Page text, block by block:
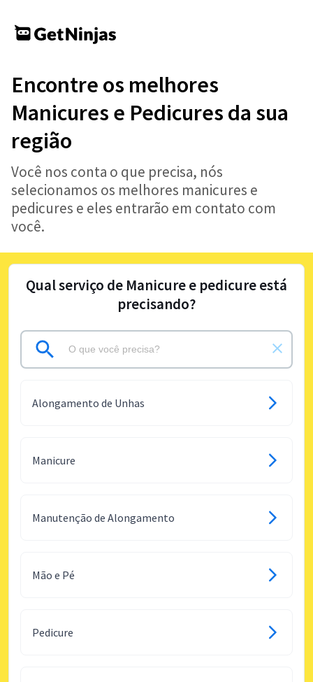
Encontre os melhores
Manicures e Pedicures da sua
região
Você nos conta o que precisa, nós
selecionamos os melhores manicures e
pedicures e eles entrarão em contato com
você.
Qual serviço de Manicure e pedicure está
precisando?
Alongamento de Unhas
Manicure
Manutenção de Alongamento
Mão e Pé
Pedicure